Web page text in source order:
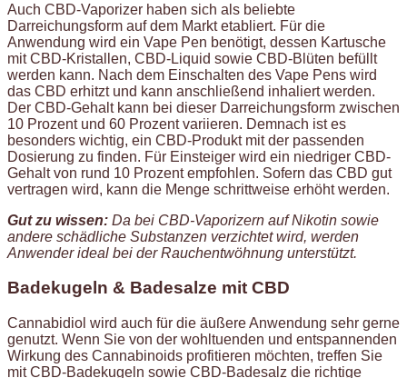
Auch CBD-Vaporizer haben sich als beliebte
Darreichungsform auf dem Markt etabliert. Für die
Anwendung wird ein Vape Pen benötigt, dessen Kartusche
mit CBD-Kristallen, CBD-Liquid sowie CBD-Blüten befüllt
werden kann. Nach dem Einschalten des Vape Pens wird
das CBD erhitzt und kann anschließend inhaliert werden.
Der CBD-Gehalt kann bei dieser Darreichungsform zwischen
10 Prozent und 60 Prozent variieren. Demnach ist es
besonders wichtig, ein CBD-Produkt mit der passenden
Dosierung zu finden. Für Einsteiger wird ein niedriger CBD-
Gehalt von rund 10 Prozent empfohlen. Sofern das CBD gut
vertragen wird, kann die Menge schrittweise erhöht werden.
Gut zu wissen: Da bei CBD-Vaporizern auf Nikotin sowie
andere schädliche Substanzen verzichtet wird, werden
Anwender ideal bei der Rauchentwöhnung unterstützt.
Badekugeln & Badesalze mit CBD
Cannabidiol wird auch für die äußere Anwendung sehr gerne
genutzt. Wenn Sie von der wohltuenden und entspannenden
Wirkung des Cannabinoids profitieren möchten, treffen Sie
mit CBD-Badekugeln sowie CBD-Badesalz die richtige